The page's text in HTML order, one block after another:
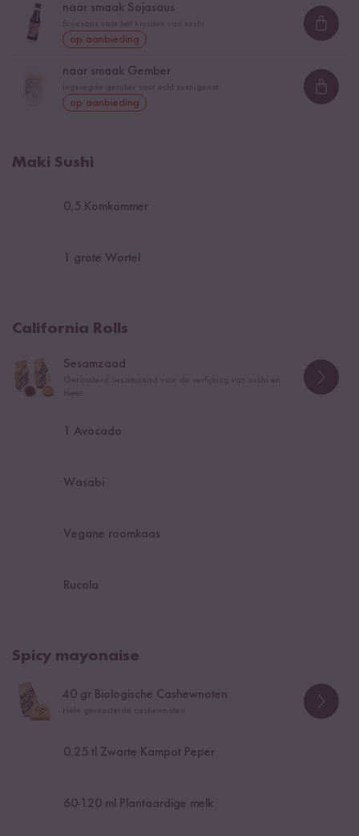
naar smaak Sojasaus
op aanbieding
naar smaak Gember
op aanbieding
Maki Sushi
0,5 Komkommer
1 grote Wortel
California Rolls
Sesamzaad
1 Avocado
Wasabi
Vegane roomkaas
Rucola
Spicy mayonaise
40 gr Biologische Cashewnoten
0,25 tl Zwarte Kampot Peper
60- 120 ml Plantaardige melk